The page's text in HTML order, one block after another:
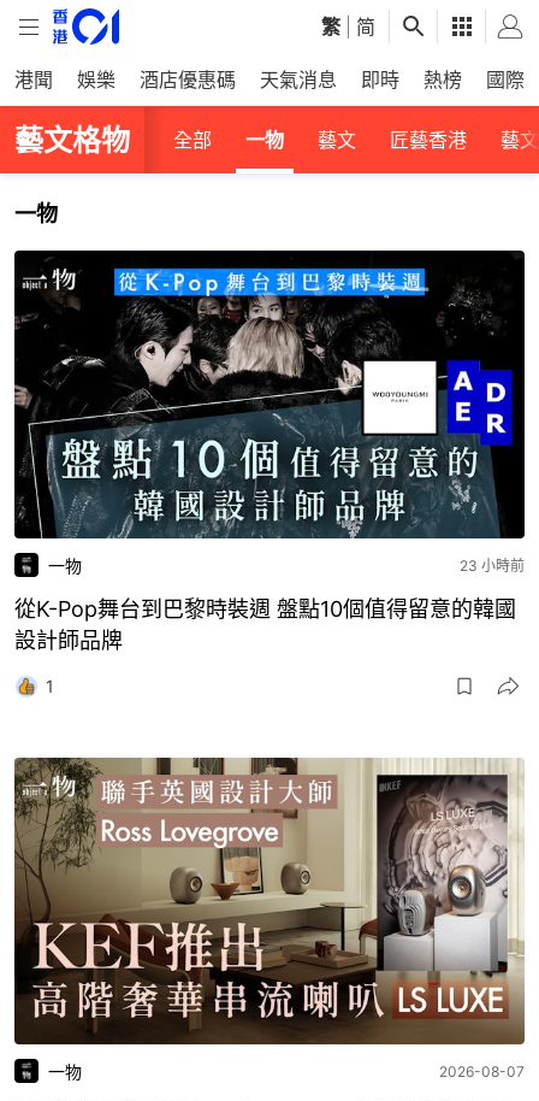
繁 简
港聞 娛樂 酒店優惠碼 天氣消息 即時 熱榜 國際
藝文格物 全部 一物 藝文 匠藝香港 藝
一物
一物 23 小時前
從K-Pop舞台到巴黎時裝週 盤點10個值得留意的韓國
設計師品牌
1
一物 2026-08-07